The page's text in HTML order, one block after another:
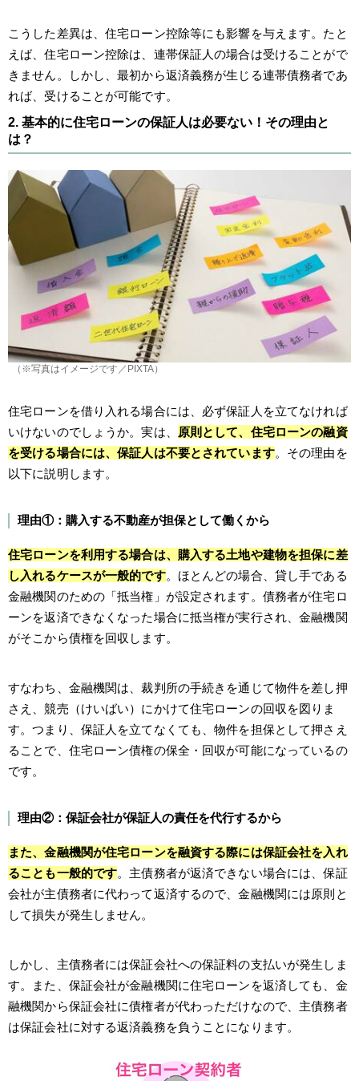
こうした差異は、住宅ローン控除等にも影響を与えます。たと
えば、住宅ローン控除は、連帯保証人の場合は受けることがで
きません。しかし、最初から返済義務が生じる連帯債務者であ
れば、受けることが可能です。
2. 基本的に住宅ローンの保証人は必要ない！その理由と
は？
（※写真はイメージです／PIXTA）
住宅ローンを借り入れる場合には、必ず保証人を立てなければ
いけないのでしょうか。実は、
原則として、住宅ローンの融資
を受ける場合には、保証人は不要とされています。その理由を
以下に説明します。
理由①：購入する不動産が担保として働くから
住宅ローンを利用する場合は、購入する土地や建物を担保に差
し入れるケースが一般的です。ほとんどの場合、貸し手である
金融機関のための「抵当権」が設定されます。債務者が住宅ロ
ーンを返済できなくなった場合に抵当権が実行され、金融機関
がそこから債権を回収します。
すなわち、金融機関は、裁判所の手続きを通じて物件を差し押
さえ、競売（けいばい）にかけて住宅ローンの回収を図りま
す。つまり、保証人を立てなくても、物件を担保として押さえ
ることで、住宅ローン債権の保全・回収が可能になっているの
です。
理由②：保証会社が保証人の責任を代行するから
また、金融機関が住宅ローンを融資する際には保証会社を入れ
ることも一般的です。主債務者が返済できない場合には、保証
会社が主債務者に代わって返済するので、金融機関には原則と
して損失が発生しません。
しかし、主債務者には保証会社への保証料の支払いが発生しま
す。また、保証会社が金融機関に住宅ローンを返済しても、金
融機関から保証会社に債権者が代わっただけなので、主債務者
は保証会社に対する返済義務を負うことになります。